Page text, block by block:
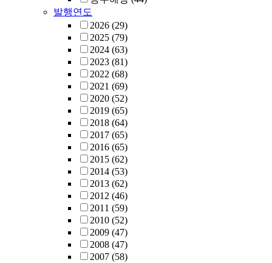
발행연도
2026 (29)
2025 (79)
2024 (63)
2023 (81)
2022 (68)
2021 (69)
2020 (52)
2019 (65)
2018 (64)
2017 (65)
2016 (65)
2015 (62)
2014 (53)
2013 (62)
2012 (46)
2011 (59)
2010 (52)
2009 (47)
2008 (47)
2007 (58)